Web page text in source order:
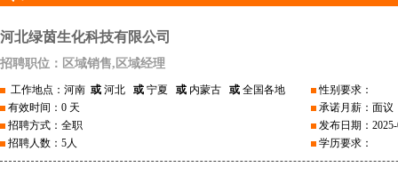
河北绿茵生化科技有限公司
招聘职位：区域销售,区域经理
工作地点：河南 或 河北 或 宁夏 或 内蒙古 或 全国各地
有效时间：0 天
招聘方式：全职
招聘人数：5人
性别要求：
承诺月薪：面议
发布日期：
学历要求：